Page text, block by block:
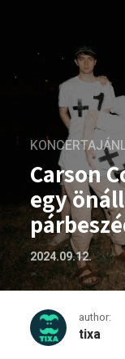
Carson
egy
2024.09.12.
author:
tixa